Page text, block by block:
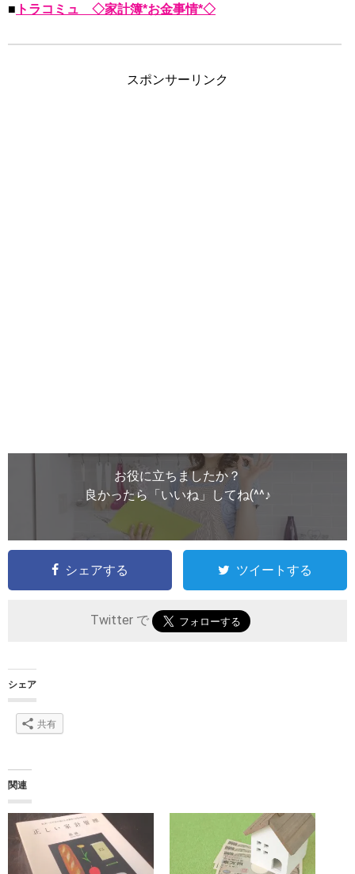
■ トラコミュ ◇家計簿*お金事情*◇
スポンサーリンク
お役に立ちましたか？
良かったら「いいね」してね(^^♪
シェアする ツイートする
Twitter で
シェア
共有
関連